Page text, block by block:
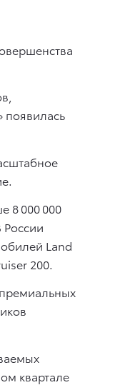
появилась
8 000 000
России
Land
200.
квартале